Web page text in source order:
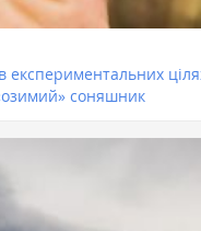
експериментальних
соняшник